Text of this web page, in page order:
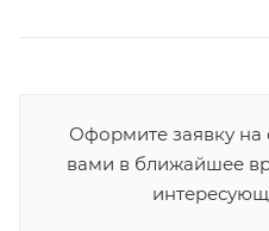
Оформите заявку на
вами в ближайшее